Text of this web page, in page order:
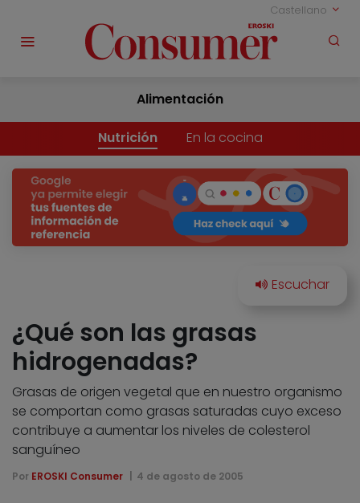
Castellano
Alimentación
Nutrición En la cocina
¿Qué son las grasas
hidrogenadas?
Grasas de origen vegetal que en nuestro organismo
se comportan como grasas saturadas cuyo exceso
contribuye a aumentar los niveles de colesterol
sanguíneo
Por EROSKI Consumer 4 de agosto de 2005